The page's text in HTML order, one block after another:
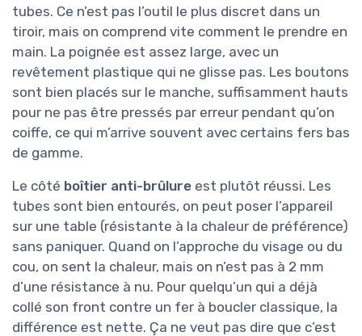
tubes. Ce n’est pas l’outil le plus discret dans un
tiroir, mais on comprend vite comment le prendre en
main. La poignée est assez large, avec un
revêtement plastique qui ne glisse pas. Les boutons
sont bien placés sur le manche, suffisamment hauts
pour ne pas être pressés par erreur pendant qu’on
coiffe, ce qui m’arrive souvent avec certains fers bas
de gamme.
Le côté boîtier anti-brûlure est plutôt réussi. Les
tubes sont bien entourés, on peut poser l’appareil
sur une table (résistante à la chaleur de préférence)
sans paniquer. Quand on l’approche du visage ou du
cou, on sent la chaleur, mais on n’est pas à 2 mm
d’une résistance à nu. Pour quelqu’un qui a déjà
collé son front contre un fer à boucler classique, la
différence est nette. Ça ne veut pas dire que c’est